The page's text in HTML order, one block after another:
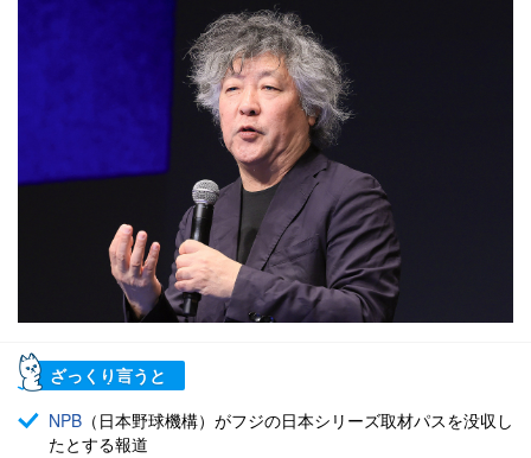
ざっくり言うと
NPB （日本野球機構）がフジの日本シリーズ取材パスを没収し
たとする報道